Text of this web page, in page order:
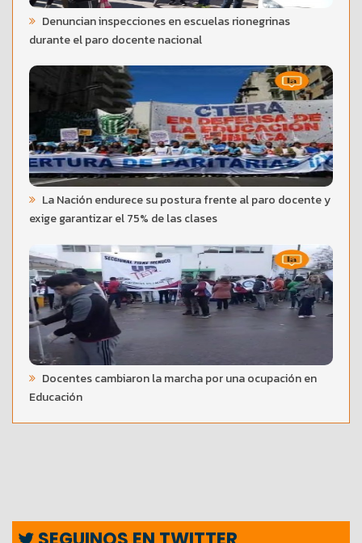
Denuncian inspecciones en escuelas rionegrinas
durante el paro docente nacional
La Nación endurece su postura frente al paro docente y
exige garantizar el 75% de las clases
Docentes cambiaron la marcha por una ocupación en
Educación